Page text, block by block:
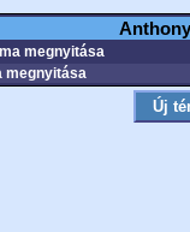
megnyitása
megnyitása